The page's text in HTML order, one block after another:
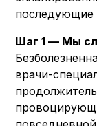
последующие
Шаг 1 — Мы
врачи-